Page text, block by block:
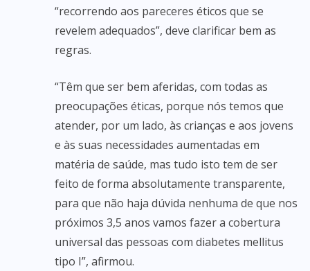
“recorrendo aos pareceres éticos que se
revelem adequados”, deve clarificar bem as
regras.
“Têm que ser bem aferidas, com todas as
preocupações éticas, porque nós temos que
atender, por um lado, às crianças e aos jovens
e às suas necessidades aumentadas em
matéria de saúde, mas tudo isto tem de ser
feito de forma absolutamente transparente,
para que não haja dúvida nenhuma de que nos
próximos 3,5 anos vamos fazer a cobertura
universal das pessoas com diabetes mellitus
tipo I”, afirmou.